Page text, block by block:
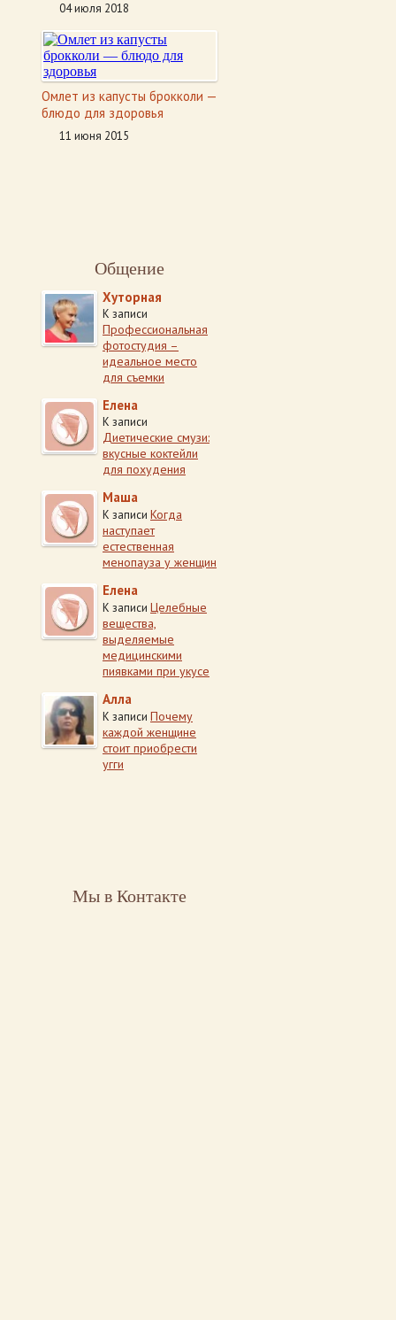
04 июля 2018
Омлет из капусты брокколи —
блюдо для здоровья
11 июня 2015
Общение
Хуторная
К записи
Профессиональная
фотостудия –
идеальное место
для съемки
Елена
К записи
Диетические смузи:
вкусные коктейли
для похудения
Маша
К записи Когда
наступает
естественная
менопауза у женщин
Елена
К записи Целебные
вещества,
выделяемые
медицинскими
пиявками при укусе
Алла
К записи Почему
каждой женщине
стоит приобрести
угги
Мы в Контакте